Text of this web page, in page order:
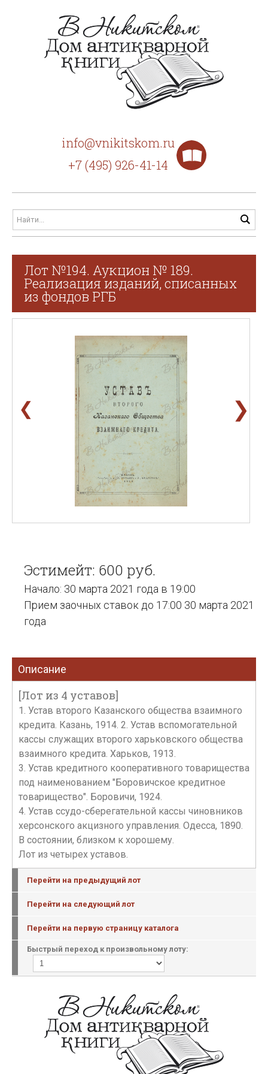
info@vnikitskom.ru
+7 (495) 926-41-14
Лот №194. Аукцион № 189.
Реализация изданий, списанных
из фондов РГБ
❮ ❯
Эстимейт: 600 руб.
Начало: 30 марта 2021 года в 19:00
Прием заочных ставок до 17:00 30 марта 2021
года
Описание
[Лот из 4 уставов]
1. Устав второго Казанского общества взаимного
кредита. Казань, 1914. 2. Устав вспомогательной
кассы служащих второго харьковского общества
взаимного кредита. Харьков, 1913.
3. Устав кредитного кооперативного товарищества
под наименованием "Боровичское кредитное
товарищество". Боровичи, 1924.
4. Устав ссудо-сберегательной кассы чиновников
херсонского акцизного управления. Одесса, 1890.
В состоянии, близком к хорошему.
Лот из четырех уставов.
Перейти на предыдущий лот
Перейти на следующий лот
Перейти на первую страницу каталога
Быстрый переход к произвольному лоту: